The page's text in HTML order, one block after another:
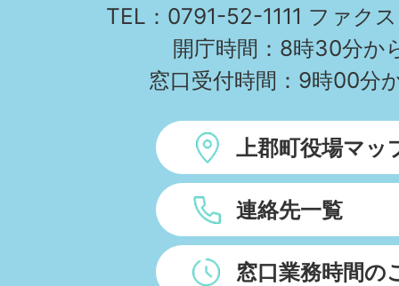
TEL：0791-52-1111 ファク
開庁時間：8時30分か
窓口受付時間：9時00分
上郡町役場マッ
連絡先一覧
窓口業務時間の